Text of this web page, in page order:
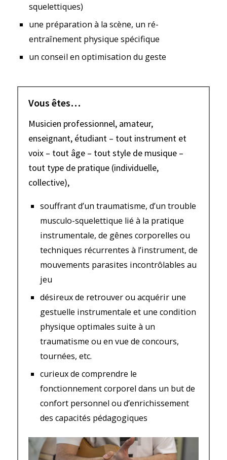
squelettiques)
une préparation à la scène, un ré-
entraînement physique spécifique
un conseil en optimisation du geste
Vous êtes…
Musicien professionnel, amateur,
enseignant, étudiant – tout instrument et
voix – tout âge – tout style de musique –
tout type de pratique (individuelle,
collective),
souffrant d’un traumatisme, d’un trouble
musculo-squelettique lié à la pratique
instrumentale, de gênes corporelles ou
techniques récurrentes à l’instrument, de
mouvements parasites incontrôlables au
jeu
désireux de retrouver ou acquérir une
gestuelle instrumentale et une condition
physique optimales suite à un
traumatisme ou en vue de concours,
tournées, etc.
curieux de comprendre le
fonctionnement corporel dans un but de
confort personnel ou d’enrichissement
des capacités pédagogiques